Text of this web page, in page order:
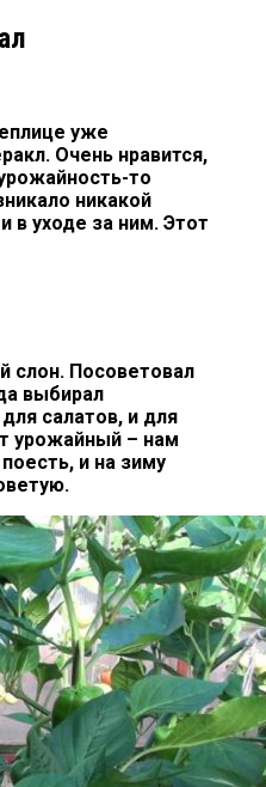
уже
Очень нравится,
то
никакой
в уходе за ним. Этот
слон. Посоветовал
выбирал
салатов, и для
урожайный – нам
и на зиму